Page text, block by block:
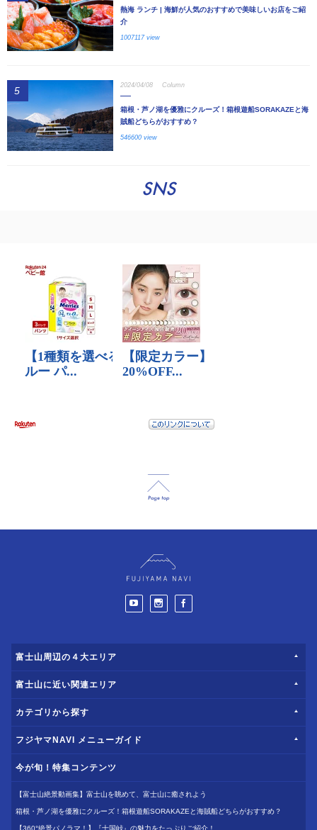
熱海 ランチ | 海鮮が人気のおすすめで美味しいお店をご紹
介
1007117 view
5 2024/04/08 Column
箱根・芦ノ湖を優雅にクルーズ！箱根遊船SORAKAZEと海
賊船どちらがおすすめ？
546600 view
SNS
富士山周辺の４大エリア
富士山に近い関連エリア
カテゴリから探す
フジヤマNAVI メニューガイド
今が旬！特集コンテンツ
【富士山絶景動画集】富士山を眺めて、富士山に癒されよう
箱根・芦ノ湖を優雅にクルーズ！箱根遊船SORAKAZEと海賊船どちらがおすすめ？